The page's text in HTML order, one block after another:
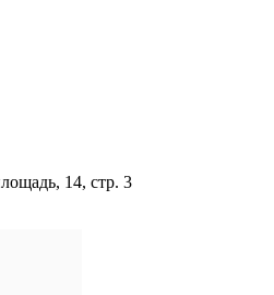
14, стр. 3